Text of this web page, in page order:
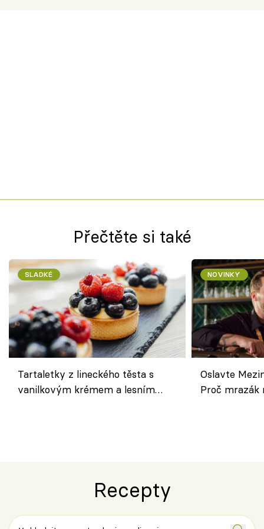
Přečtěte si také
SLADKÉ
Tartaletky z lineckého těsta s
vanilkovým krémem a lesním
NOVINKY
Oslavte
Proč
Recepty